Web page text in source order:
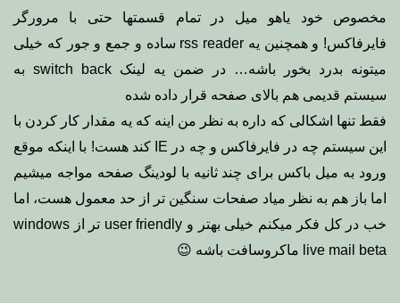
مخصوص خود یاهو میل در تمام قسمتها حتی با مرورگر
فایرفاکس! و همچنین یه rss reader ساده و جمع و جور که خیلی
میتونه بدرد بخور باشه… در ضمن یه لینک switch back به
سیستم قدیمی هم بالای صفحه قرار داده شده
فقط تنها اشکالی که داره به نظر من اینه که یه مقدار کار کردن با
این سیستم چه در فایرفاکس و چه در IE کند هست! با اینکه موقع
ورود به میل باکس برای چند ثانیه با لودینگ صفحه مواجه میشیم
اما باز هم به نظر میاد صفحات سنگین تر از حد معمول هست، اما
خب در کل فکر میکنم خیلی بهتر و user friendly تر از windows
live mail beta ماکروسافت باشه 😉